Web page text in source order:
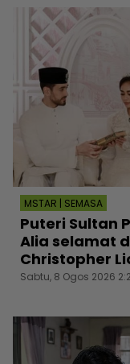
MSTAR | SEMASA
Puteri Sultan
Alia selamat
Christopher
Sabtu, 8 Ogos 2026